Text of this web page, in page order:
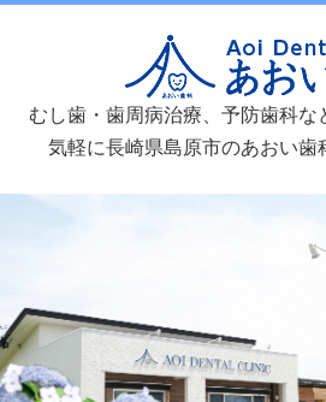
むし歯・歯周病治療、予防歯科な
気軽に長崎県島原市のあおい歯